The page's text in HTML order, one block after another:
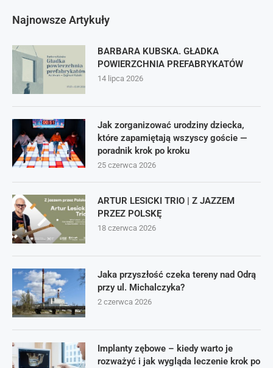
Najnowsze Artykuły
BARBARA KUBSKA. GŁADKA
POWIERZCHNIA PREFABRYKATÓW
14 lipca 2026
Jak zorganizować urodziny dziecka,
które zapamiętają wszyscy goście —
poradnik krok po kroku
25 czerwca 2026
ARTUR LESICKI TRIO | Z JAZZEM
PRZEZ POLSKĘ
18 czerwca 2026
Jaka przyszłość czeka tereny nad Odrą
przy ul. Michalczyka?
2 czerwca 2026
Implanty zębowe – kiedy warto je
rozważyć i jak wygląda leczenie krok po